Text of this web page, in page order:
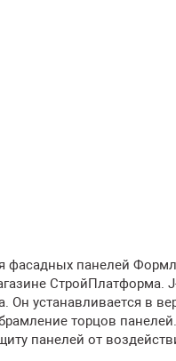
панелей
Он устанавливается в
торцов
панелей от